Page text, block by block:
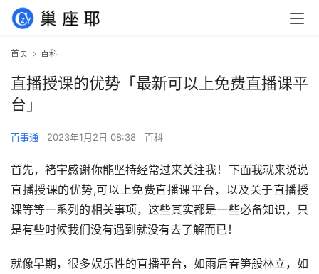
首页 百科
直播授课的优势「最新可以上免费直播课平
台」
百事通 2023年1月2日 08:38 百科
首先，褚宇感谢你能坚持经常过来关注我！下面我就来说说
直播授课的优势,可以上免费直播课平台，以及关于直播授
课等等一系列的相关事项，这些其实都是一些必备知识，只
是有些时候我们没有遇到就没有去了解而已！
就像早期，很多娱乐性的直播平台，如雨后春笋般林立，如